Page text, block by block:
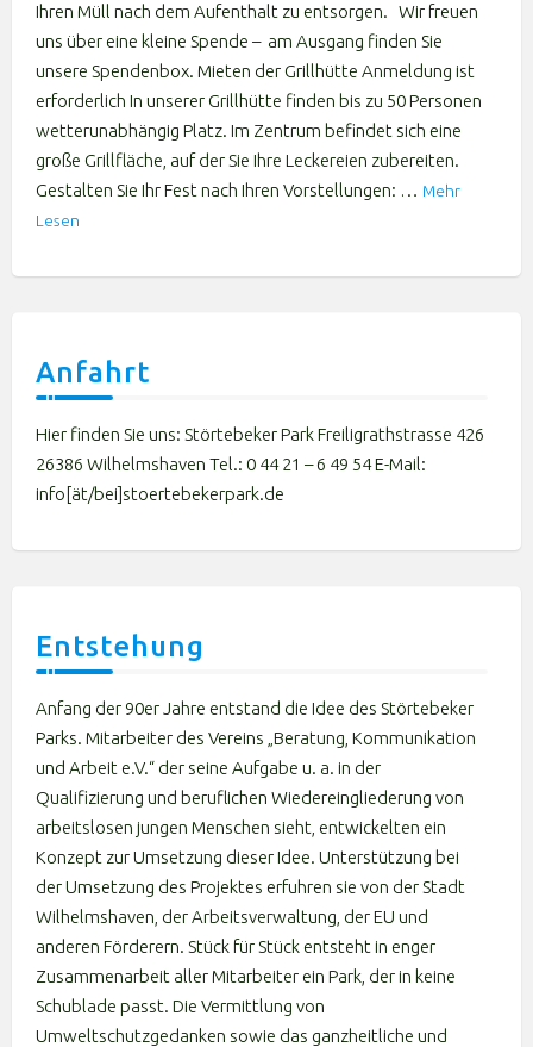
Ihren Müll nach dem Aufenthalt zu entsorgen. Wir freuen
uns über eine kleine Spende – am Ausgang finden Sie
unsere Spendenbox. Mieten der Grillhütte Anmeldung ist
erforderlich In unserer Grillhütte finden bis zu 50 Personen
wetterunabhängig Platz. Im Zentrum befindet sich eine
große Grillfläche, auf der Sie Ihre Leckereien zubereiten.
Gestalten Sie Ihr Fest nach Ihren Vorstellungen: … Mehr
Lesen
Anfahrt
Hier finden Sie uns: Störtebeker Park Freiligrathstrasse 426
26386 Wilhelmshaven Tel.: 0 44 21 – 6 49 54 E-Mail:
info[ät/bei]stoertebekerpark.de
Entstehung
Anfang der 90er Jahre entstand die Idee des Störtebeker
Parks. Mitarbeiter des Vereins „Beratung, Kommunikation
und Arbeit e.V.“ der seine Aufgabe u. a. in der
Qualifizierung und beruflichen Wiedereingliederung von
arbeitslosen jungen Menschen sieht, entwickelten ein
Konzept zur Umsetzung dieser Idee. Unterstützung bei
der Umsetzung des Projektes erfuhren sie von der Stadt
Wilhelmshaven, der Arbeitsverwaltung, der EU und
anderen Förderern. Stück für Stück entsteht in enger
Zusammenarbeit aller Mitarbeiter ein Park, der in keine
Schublade passt. Die Vermittlung von
Umweltschutzgedanken sowie das ganzheitliche und